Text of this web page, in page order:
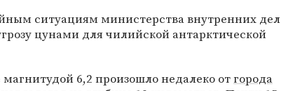
ситуациям министерства внутренних дел
цунами для чилийской антарктической
6,2 произошло недалеко отгорода